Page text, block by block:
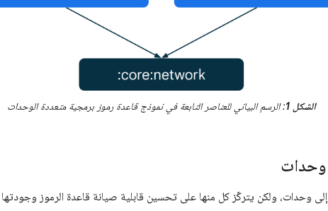
الشكل 1 : الرسم البياني للعناصر التابعة في نموذج قاعدة رموز برمجية متعددة الوحدات
وحدات
إلى وحدات، ولكن يتركّز كل منها على تحسين قابلية صيانة قاعدة الرموز